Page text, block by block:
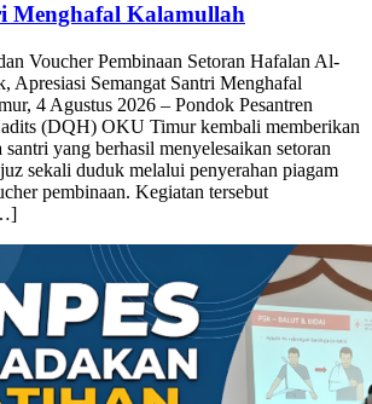
Voucher Pembinaan Setoran Hafalan Al-
4 Agustus 2026 – Pondok Pesantren
(DQH) OKU Timur kembali memberikan
yang berhasil menyelesaikan setoran
sekali duduk melalui penyerahan piagam
pembinaan. Kegiatan tersebut